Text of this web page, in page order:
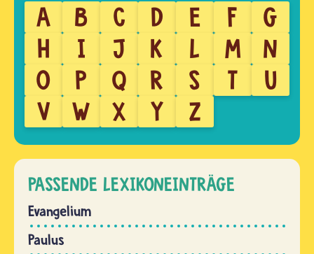
A B C D E F
G
H
I J K L M
N
O
P Q R S T
U
V
W X Y Z
PASSENDE LEXIKONEINTRÄGE
Evangelium
Paulus